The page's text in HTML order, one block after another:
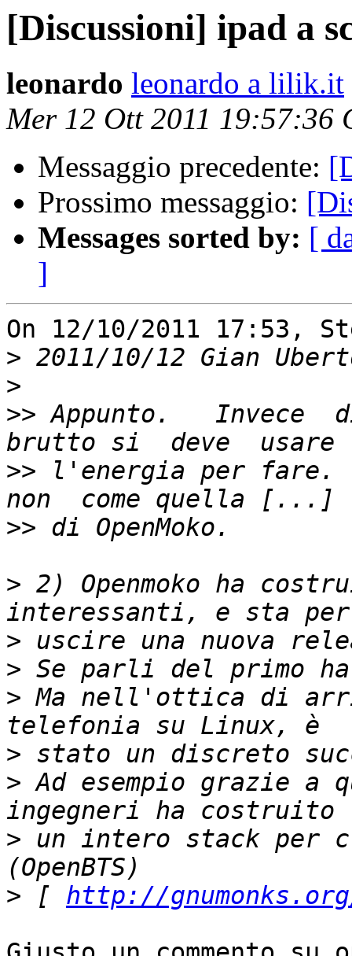
[Discussioni] ipad a
leonardo leonardo a lilik.it
Mer 12 Ott 2011 19:57:36
Messaggio precedente:
Prossimo messaggio:
Messages sorted by: [
]
On 12/10/2011 17:53,
> 2011/10/12 Gian
>
>> Appunto.   Invece
>> l'energia per fare.
>>
> 2) Openmoko ha
>
>
> Ma nell'ottica di
>
> Ad esempio grazie a
> un intero stack per
> [ http://